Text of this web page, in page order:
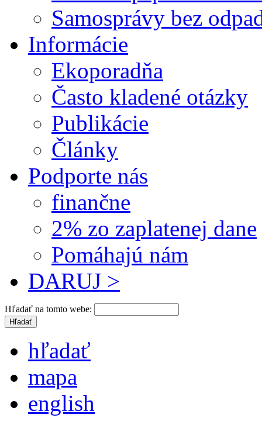
Samosprávy bez
Informácie
Ekoporadňa
Často kladené otázky
Publikácie
Články
Podporte nás
finančne
2% zo zaplatenej dane
Pomáhajú nám
DARUJ >
Hľadať na tomto webe:
hľadať
mapa
english